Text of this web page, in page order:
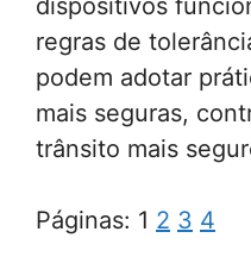
dispositivos
regras de
podem adotar
mais seguras,
trânsito mais
Páginas: 1 2 3 4